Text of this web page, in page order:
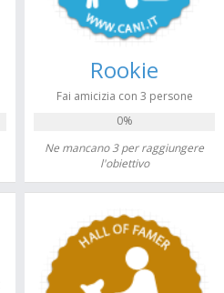
Rookie
Fai amicizia con 3 persone
0%
Ne mancano 3 per raggiungere
l'obiettivo